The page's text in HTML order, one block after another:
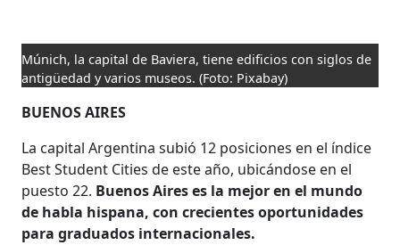
Múnich, la capital de Baviera, tiene edificios con siglos de
antigüedad y varios museos. (Foto: Pixabay)
BUENOS AIRES
La capital Argentina subió 12 posiciones en el índice
Best Student Cities de este año, ubicándose en el
puesto 22. Buenos Aires es la mejor en el mundo
de habla hispana, con crecientes oportunidades
para graduados internacionales.